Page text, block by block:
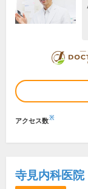
アクセス数※
寺見内科医院